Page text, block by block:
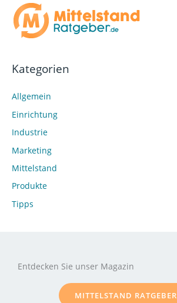
Kategorien
Allgemein
Einrichtung
Industrie
Marketing
Mittelstand
Produkte
Tipps
Entdecken Sie unser Magazin
MITTELSTAND RATGEBER